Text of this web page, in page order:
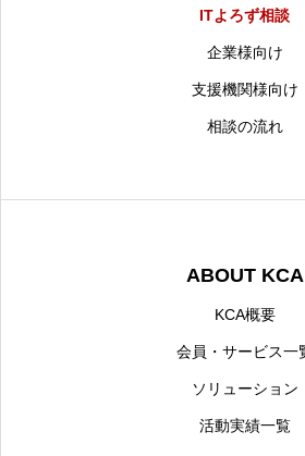
ITよろず相談
企業様向け
支援機関様向け
相談の流れ
ABOUT KCA
KCA概要
会員・サービス一
ソリューション
活動実績一覧